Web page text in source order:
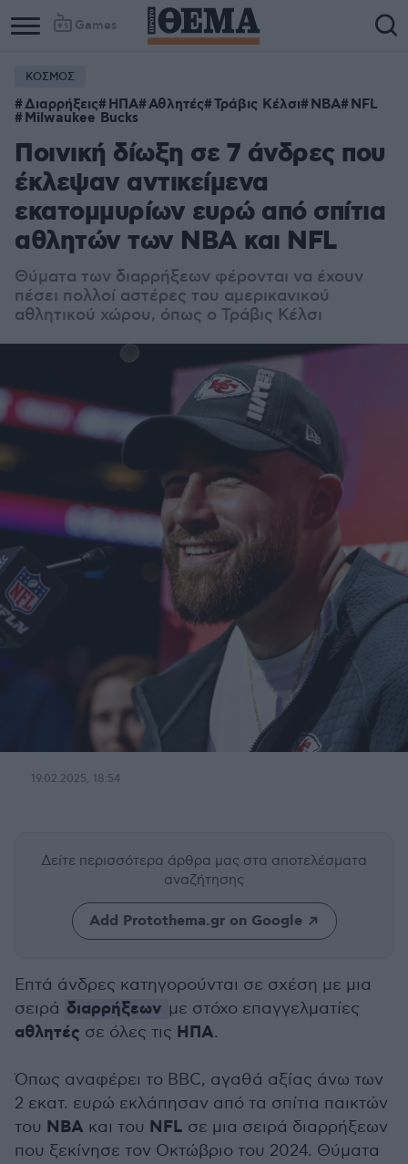
Games
ΚΟΣΜΟΣ
Διαρρήξεις ΗΠΑ Αθλητές Τράβις Κέλσι NBA NFL
Milwaukee Bucks
Ποινική δίωξη σε 7 άνδρες που
έκλεψαν αντικείμενα
εκατομμυρίων ευρώ από σπίτια
αθλητών των NBA και NFL
Θύματα των διαρρήξεων φέρονται να έχουν
πέσει πολλοί αστέρες του αμερικανικού
αθλητικού χώρου, όπως ο Τράβις Κέλσι
19.02.2025, 18:54
Δείτε περισσότερα άρθρα μας στα αποτελέσματα
αναζήτησης
Add Protothema.gr on Google
Επτά άνδρες κατηγορούνται σε σχέση με μια
σειρά διαρρήξεων με στόχο επαγγελματίες
αθλητές σε όλες τις ΗΠΑ.
Όπως αναφέρει το BBC, αγαθά αξίας άνω των
2 εκατ. ευρώ εκλάπησαν από τα σπίτια παικτών
του NBA και του NFL σε μια σειρά διαρρήξεων
που ξεκίνησε τον Οκτώβριο του 2024. Θύματα